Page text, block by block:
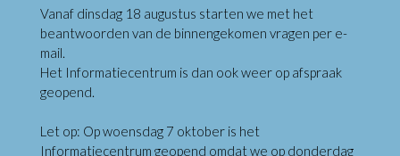
Vanaf dinsdag 18 augustus starten we met het
beantwoorden van de binnengekomen vragen per e-
mail.
Het Informatiecentrum is dan ook weer op afspraak
geopend.
Let op: Op woensdag 7 oktober is het
Informatiecentrum geopend omdat we op donderdag